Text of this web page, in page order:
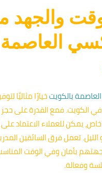
والجهد
العاصمة
بالكويتخيارًا مثاليًا
الكويت. فمع القدرة على حجز
يمكن للعملاء الاعتماد
تعمل فرق السائقين
بأمان وفي الوقت
وفعالة.